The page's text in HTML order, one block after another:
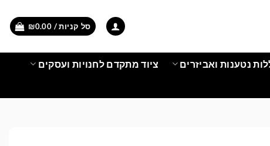
סל קניות / ₪0.00
נטענות ואביזרים ציוד מתקדם לחנויות ועסקים